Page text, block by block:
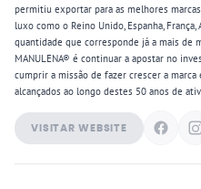
permitiu exportar para as melhores
luxo como o Reino Unido, Espanha,
quantidade que corresponde já a mais de
MANULENA® é continuar a apostar no
cumprir a missão de fazer crescer a
alcançados ao longo destes 50 anos de
VISITAR WEBSITE